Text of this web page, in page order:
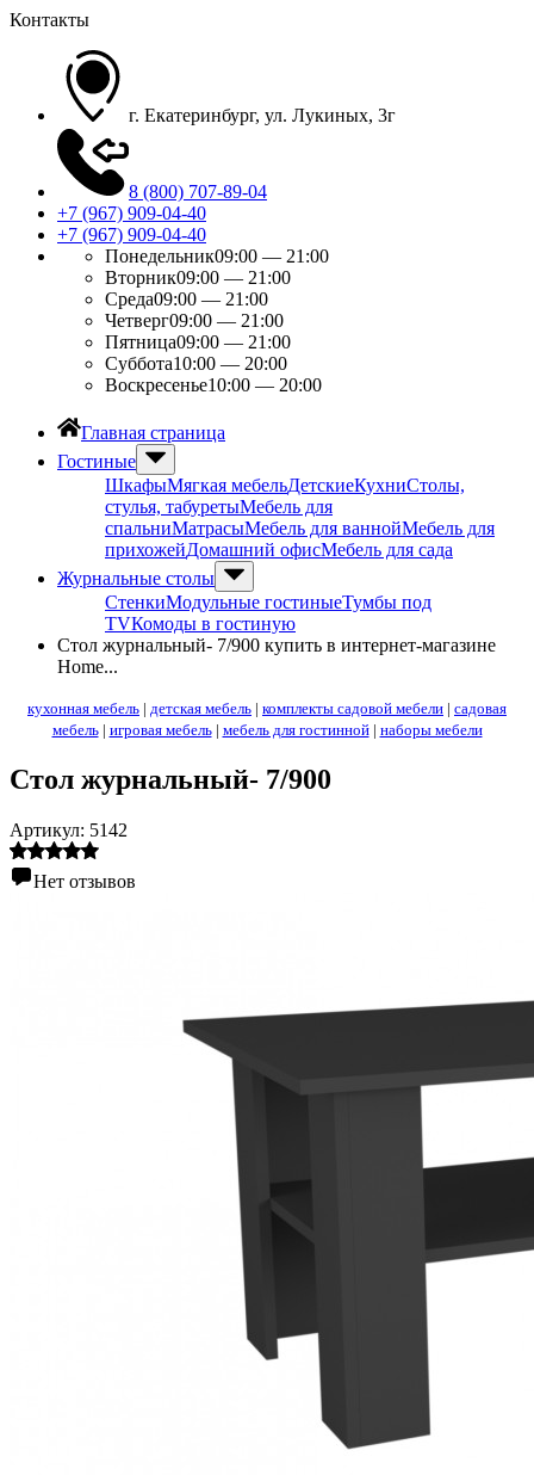
Контакты
г. Екатеринбург, ул. Лукиных, 3г
8 (800) 707-89-04
+7 (967) 909-04-40
+7 (967) 909-04-40
Понедельник09:00 — 21:00
Вторник09:00 — 21:00
Среда09:00 — 21:00
Четверг09:00 — 21:00
Пятница09:00 — 21:00
Суббота10:00 — 20:00
Воскресенье10:00 — 20:00
Главная страница
Гостиные
ШкафыМягкая мебельДетскиеКухниСтолы,
стулья, табуретыМебель для
спальниМатрасыМебель для ваннойМебель для
прихожейДомашний офисМебель для сада
Журнальные столы
СтенкиМодульные гостиныеТумбы под
ТVКомоды в гостиную
Стол журнальный- 7/900 купить в интернет-магазине
Home...
кухонная мебель | детская мебель | комплекты садовой мебели | садовая
мебель| игровая мебель| мебель для гостинной| наборы мебели
Стол журнальный- 7/900
Артикул: 5142
Нет отзывов